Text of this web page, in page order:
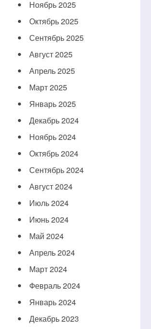
Ноябрь 2025
Октябрь 2025
Сентябрь 2025
Август 2025
Апрель 2025
Март 2025
Январь 2025
Декабрь 2024
Ноябрь 2024
Октябрь 2024
Сентябрь 2024
Август 2024
Июль 2024
Июнь 2024
Май 2024
Апрель 2024
Март 2024
Февраль 2024
Январь 2024
Декабрь 2023